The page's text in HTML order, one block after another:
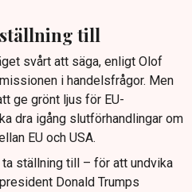
till
svårt att säga, enligt Olof
i handelsfrågor. Men
ge grönt ljus för EU-
dra igång slutförhandlingar om
EU och USA.
ställning till – för att undvika
Donald Trumps